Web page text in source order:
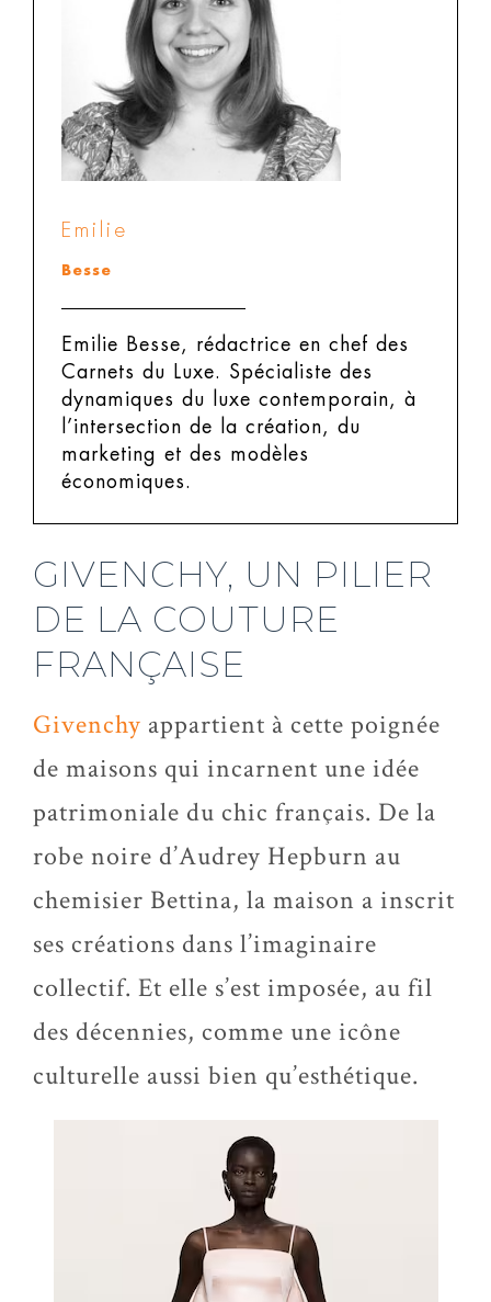
Emilie
Besse
Emilie Besse, rédactrice en chef des
Carnets du Luxe.
Spécialiste des
dynamiques du luxe contemporain, à
l’intersection de la création, du
marketing et des modèles
économiques.
GIVENCHY, UN PILIER
DE LA COUTURE
FRANÇAISE
Givenchy appartient à cette poignée
de maisons qui incarnent une idée
patrimoniale du chic français. De la
robe noire d’Audrey Hepburn au
chemisier Bettina, la maison a inscrit
ses créations dans l’imaginaire
collectif. Et elle s’est imposée, au fil
des décennies, comme une icône
culturelle aussi bien qu’esthétique.